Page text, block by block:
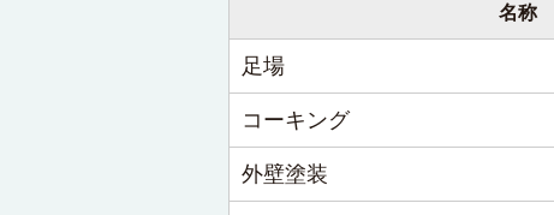
名称
足場
コーキング
外壁塗装